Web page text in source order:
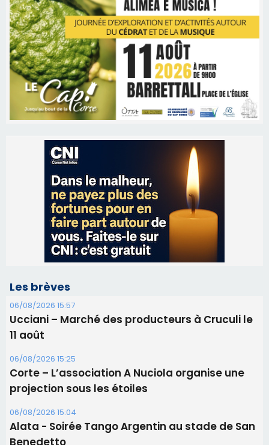
Les brèves
06/08/2026 15:57
Ucciani – Marché des producteurs à Cruculi le
06/08/2026 15:25
Corte – L’association A Nuciola organise une
06/08/2026 15:04
Alata - Soirée Tango Argentin au stade de San
Benedetto
05/08/2026 09:53
Biguglia : messe de la Sainte-Marie et
procession le 14 août
31/07/2026 08:24
Tennis - Début ce week-end du tournoi du
RCPV